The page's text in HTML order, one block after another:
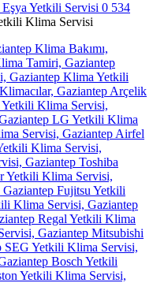
Yetkili Servisi 0 534
Klima Servisi